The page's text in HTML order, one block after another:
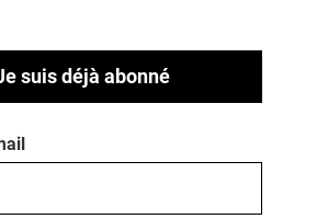
suis déjà abonné